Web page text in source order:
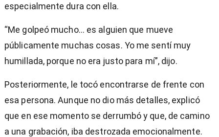
especialmente dura con ella.
“Me golpeó mucho... es alguien que mueve
públicamente muchas cosas. Yo me sentí muy
humillada, porque no era justo para mí”, dijo.
Posteriormente, le tocó encontrarse de frente con
esa persona. Aunque no dio más detalles, explicó
que en ese momento se derrumbó y que, de camino
a una grabación, iba destrozada emocionalmente.